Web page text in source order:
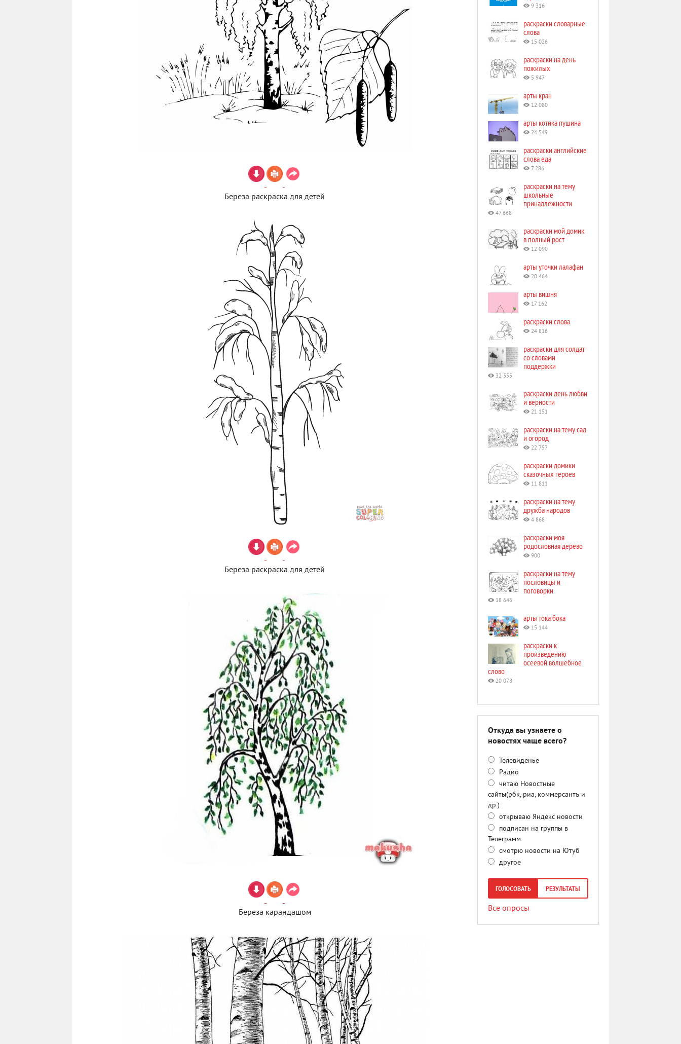
Береза раскраска для детей
Береза раскраска для детей
Береза карандашом
9 316
раскраски словарные
слова
15 026
раскраски на день
пожилых
5 947
арты кран
12 080
арты котика пушина
24 549
раскраски английские
слова еда
7 286
раскраски на тему
школьные
принадлежности
47 668
раскраски мой домик
в полный рост
12 090
арты уточки лалафан
20 464
арты вишня
17 162
раскраски слова
24 816
раскраски для солдат
со словами
поддержки
32 355
раскраски день любви
и верности
21 151
раскраски на тему сад
и огород
22 757
раскраски домики
сказочных героев
11 811
раскраски на тему
дружба народов
4 868
раскраски моя
родословная дерево
900
раскраски на тему
пословицы и
поговорки
18 646
арты тока бока
15 144
раскраски к
произведению
осеевой волшебное
слово
20 078
Откуда вы узнаете о
новостях чаще всего?
Телевиденье
Радио
читаю Новостные
сайты(рбк, риа, коммерсантъ и
др.)
открываю Яндекс новости
подписан на группы в
Телеграмм
смотрю новости на Ютуб
другое
ГОЛОСОВАТЬ РЕЗУЛЬТАТЫ
Все опросы